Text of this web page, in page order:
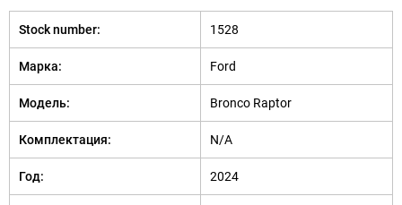
Stock number: 1528
Марка: Ford
Модель: Bronco Raptor
Комплектация: N/A
Год: 2024